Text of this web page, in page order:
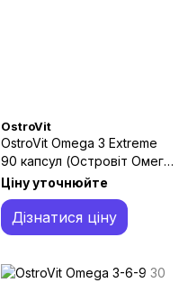
OstroVit
OstroVit Omega 3 Extreme
90 капсул (Островіт Омега
3 Екстрім)
Ціну уточнюйте
Дізнатися ціну